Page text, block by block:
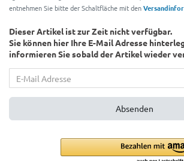
entnehmen Sie bitte der Schaltfläche mit den
Dieser Artikel ist zur Zeit nicht verfügbar.
Sie können hier Ihre E-Mail Adresse
informieren Sie sobald der Artikel wieder
Absenden